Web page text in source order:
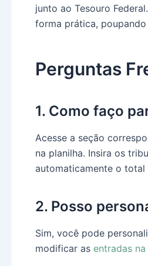
junto ao Tesouro
forma prática,
Perguntas
1. Como faço
Acesse a seção
na planilha. Insira os
automaticamente o total
2. Posso
Sim, você pode
modificar as entradas